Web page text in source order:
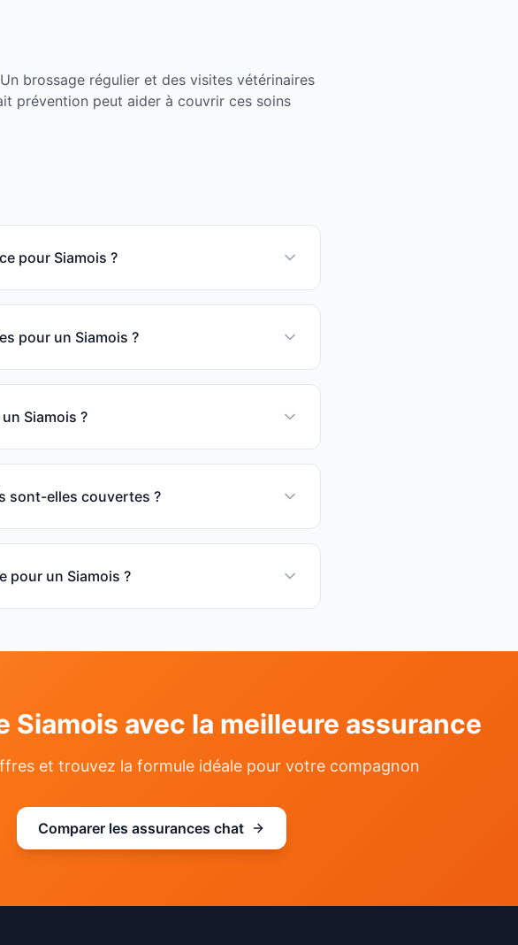
brossage régulier et des visites vétérinaires
prévention peut aider à couvrir ces soins
pour Siamois ?
pour un Siamois ?
Siamois ?
sont-elles couvertes ?
pour un Siamois ?
Siamois avec la meilleure assurance
et trouvez la formule idéale pour votre compagnon
Comparer les assurances chat